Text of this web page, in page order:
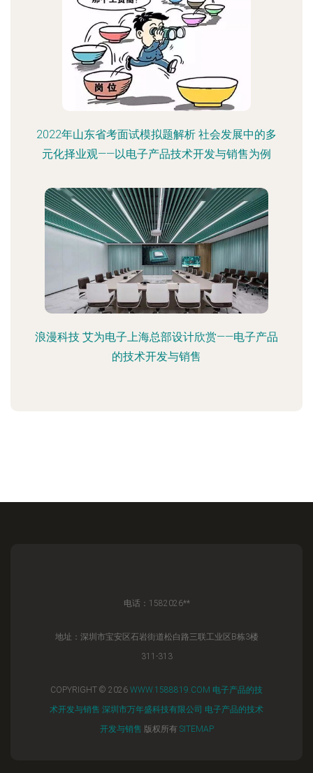
2022年山东省考面试模拟题解析 社会发展中的多
元化择业观——以电子产品技术开发与销售为例
浪漫科技 艾为电子上海总部设计欣赏——电子产品
的技术开发与销售
电话：1582026**
地址：深圳市宝安区石岩街道松白路三联工业区B栋3楼
311-313
COPYRIGHT © 2026 WWW.1588819.COM 电子产品的技
术开发与销售 深圳市万年盛科技有限公司 电子产品的技术
开发与销售 版权所有 SITEMAP